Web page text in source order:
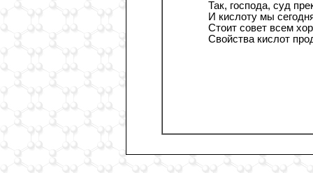
Так, господа, суд
И кислоту мы
Стоит совет всем
Свойства кислот